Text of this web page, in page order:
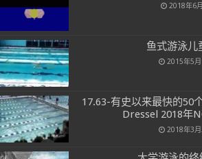
2018年6
鱼式游泳儿
2015年5
17.63-有史以来最快的50
Dressel 2018年
2018年3